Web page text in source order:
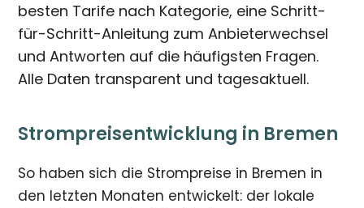
besten Tarife nach Kategorie, eine Schritt-
für-Schritt-Anleitung zum Anbieterwechsel
und Antworten auf die häufigsten Fragen.
Alle Daten transparent und tagesaktuell.
Strompreisentwicklung in Bremen
So haben sich die Strompreise in Bremen in
den letzten Monaten entwickelt: der lokale